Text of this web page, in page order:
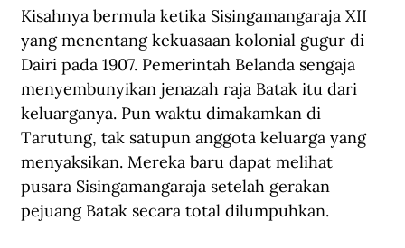
Kisahnya bermula ketika Sisingamangaraja XII
yang menentang kekuasaan kolonial gugur di
Dairi pada 1907. Pemerintah Belanda sengaja
menyembunyikan jenazah raja Batak itu dari
keluarganya. Pun waktu dimakamkan di
Tarutung, tak satupun anggota keluarga yang
menyaksikan. Mereka baru dapat melihat
pusara Sisingamangaraja setelah gerakan
pejuang Batak secara total dilumpuhkan.